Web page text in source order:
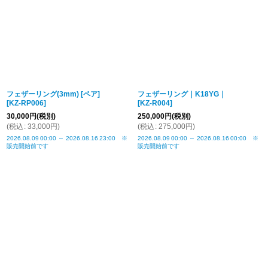
フェザーリング(3mm) [ペア]
[KZ-RP006]
30,000円(税別)
(税込 : 33,000円)
2026.08.09 00:00 ～ 2026.08.16 23:00 ※
販売開始前です
フェザーリング｜K18YG｜
[KZ-R004]
250,000円(税別)
(税込 : 275,000円)
2026.08.09 00:00 ～ 2026.08.16 00:00 ※
販売開始前です